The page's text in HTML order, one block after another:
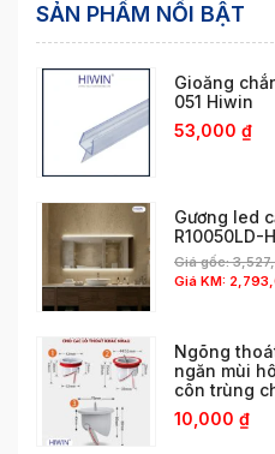
SẢN PHẨM NỔI BẬT
Gioăng
051 Hiwin
53,000 ₫
Gương led
R10050LD-
Giá gốc:
Giá KM:
Ngõng
ngăn mùi
côn trùng
10,000 ₫